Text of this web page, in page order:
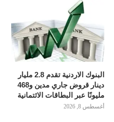
البنوك الاردنية تقدم 2.8 مليار
دينار قروض جاري مدين و468
مليونًا عبر البطاقات الائتمانية
أغسطس 8, 2026